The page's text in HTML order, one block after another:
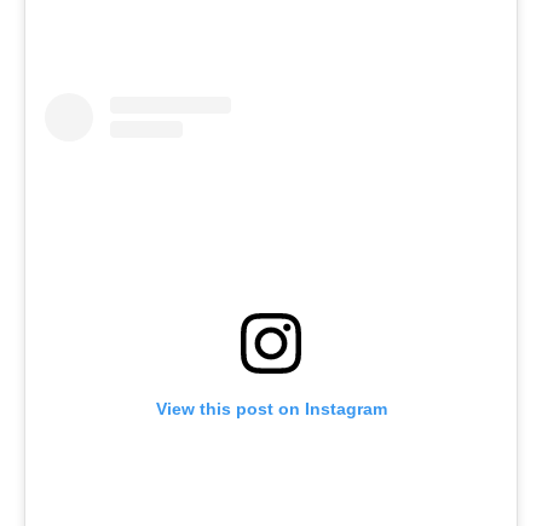
View this post on Instagram